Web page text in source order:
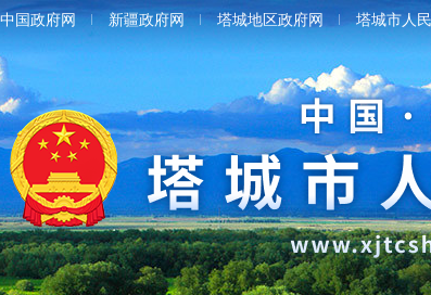
中国政府网 新疆政府网 塔城地区政府网 塔城市人